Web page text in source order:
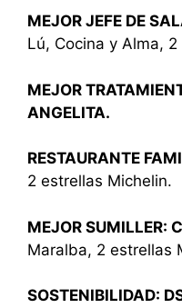
MEJOR JEFE DE
Lú, Cocina y Alma,
MEJOR
ANGELITA.
RESTAURANTE
2 estrellas Michelin.
MEJOR SUMILLER:
Maralba, 2 estrellas
SOSTENIBILIDAD: